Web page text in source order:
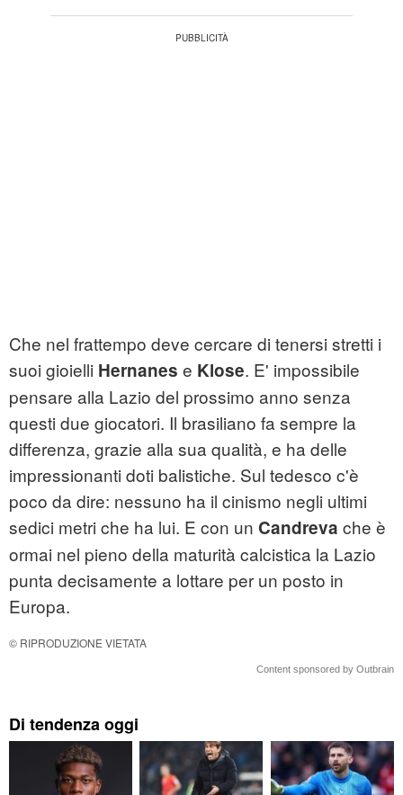
Che nel frattempo deve cercare di tenersi stretti i
suoi gioielli Hernanes e Klose. E' impossibile
pensare alla Lazio del prossimo anno senza
questi due giocatori. Il brasiliano fa sempre la
differenza, grazie alla sua qualità, e ha delle
impressionanti doti balistiche. Sul tedesco c'è
poco da dire: nessuno ha il cinismo negli ultimi
sedici metri che ha lui. E con un Candreva che è
ormai nel pieno della maturità calcistica la Lazio
punta decisamente a lottare per un posto in
Europa.
© RIPRODUZIONE VIETATA
Content sponsored by Outbrain
Di tendenza oggi